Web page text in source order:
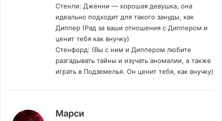
Стенли: Дженни — хорошая девушка, она
идеально подходит для такого зануды, как
Диппер (Рад за ваши отношения с Диппером и
ценит тебя как внучку)
Стенфорд: (Вы с ним и Диппером любите
разгадывать тайны и изучать аномалии, а также
играть в Подземелья. Он ценит тебя, как внучку)
Марси